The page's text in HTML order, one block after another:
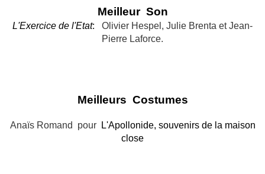
Meilleur Son
L'Exercice de l'Etat:
Olivier Hespel, Julie Brenta et Jean-
Pierre Laforce.
Meilleurs Costumes
Anaïs Romand pour
L'Apollonide, souvenirs de la maison
close